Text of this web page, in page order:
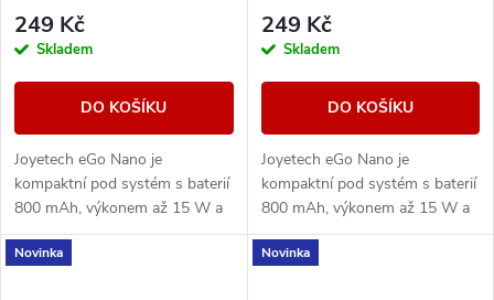
249 Kč
Skladem
DO KOŠÍKU
Joyetech eGo Nano je
kompaktní pod systém s baterií
800 mAh, výkonem až 15 W a
2 ml cartridgemi. Nabízí
jednoduché MTL vapování bez
249 Kč
Skladem
DO KOŠÍKU
Joyetech eGo Nano je
kompaktní pod systém s baterií
800 mAh, výkonem až 15 W a
2 ml cartridgemi. Nabízí
jednoduché MTL vapování bez
Novinka Novinka